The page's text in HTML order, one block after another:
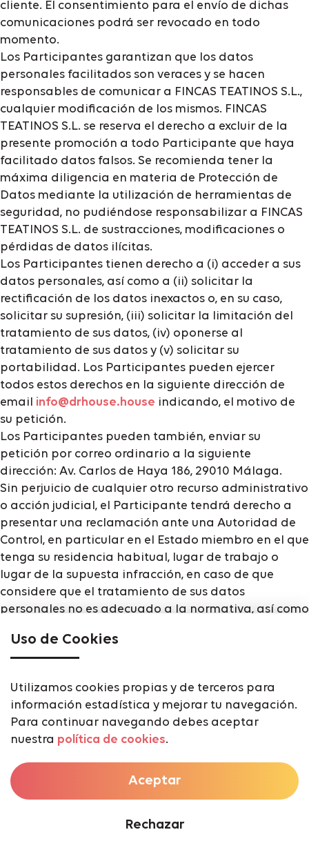
cliente. El consentimiento para el envío de dichas
comunicaciones podrá ser revocado en todo
momento.
Los Participantes garantizan que los datos
personales facilitados son veraces y se hacen
responsables de comunicar a FINCAS TEATINOS S.L.,
cualquier modificación de los mismos. FINCAS
TEATINOS S.L. se reserva el derecho a excluir de la
presente promoción a todo Participante que haya
facilitado datos falsos. Se recomienda tener la
máxima diligencia en materia de Protección de
Datos mediante la utilización de herramientas de
seguridad, no pudiéndose responsabilizar a FINCAS
TEATINOS S.L. de sustracciones, modificaciones o
pérdidas de datos ilícitas.
Los Participantes tienen derecho a (i) acceder a sus
datos personales, así como a (ii) solicitar la
rectificación de los datos inexactos o, en su caso,
solicitar su supresión, (iii) solicitar la limitación del
tratamiento de sus datos, (iv) oponerse al
tratamiento de sus datos y (v) solicitar su
portabilidad. Los Participantes pueden ejercer
todos estos derechos en la siguiente dirección de
email info@drhouse.house indicando, el motivo de
su petición.
Los Participantes pueden también, enviar su
petición por correo ordinario a la siguiente
dirección: Av. Carlos de Haya 186, 29010 Málaga.
Sin perjuicio de cualquier otro recurso administrativo
o acción judicial, el Participante tendrá derecho a
presentar una reclamación ante una Autoridad de
Control, en particular en el Estado miembro en el que
tenga su residencia habitual, lugar de trabajo o
lugar de la supuesta infracción, en caso de que
considere que el tratamiento de sus datos
personales no es adecuado a la normativa, así como
derechos.
La Autoridad de Control ante la que se haya
sobre el curso y el resultado de la reclamación.
Para más información, puedes consultar la política
de privacidad de FINCAS TEATINOS S.L. a través del
siguiente enlace: https://drhouse.house/politica-de-
privacidad.html,
10.- CAMBIOS
estas bases promocionales, en la medida que no
Uso de Cookies
Utilizamos cookies propias y de terceros para
información estadística y mejorar tu navegación.
Para continuar navegando debes aceptar
nuestra política de cookies.
Aceptar
Rechazar